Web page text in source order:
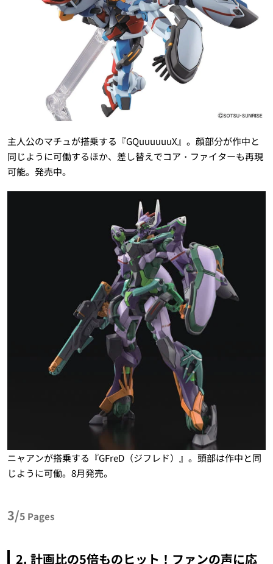
主人公のマチュが搭乗する『GQuuuuuuX』。顔部分が作中と
同じように可働するほか、差し替えでコア・ファイターも再現
可能。発売中。
ニャアンが搭乗する『GFreD（ジフレド）』。頭部は作中と同
じように可働。8月発売。
3/5 Pages
2. 計画比の5倍ものヒット！ファンの声に応